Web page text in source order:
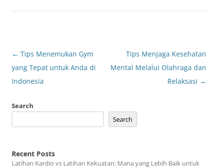
Post
navigation
← Tips Menemukan Gym
yang Tepat untuk Anda di
Indonesia
Tips Menjaga Kesehatan
Mental Melalui Olahraga dan
Relaksasi →
Search
Search
Recent Posts
Latihan Kardio vs Latihan Kekuatan: Mana yang Lebih Baik untuk